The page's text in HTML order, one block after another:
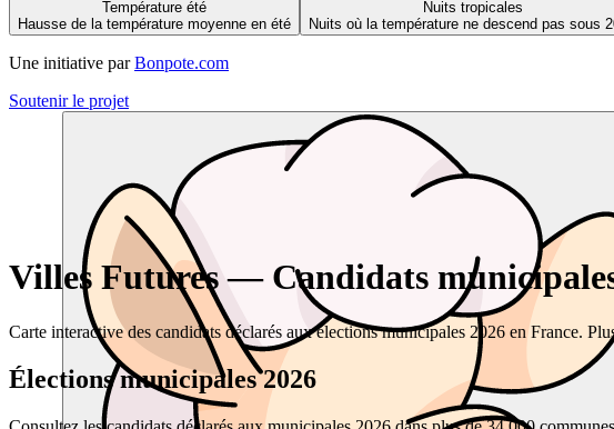
Température été
Hausse de la température moyenne en été
Nuits tropicales
Nuits où la température ne descend pas sous
Une initiative par Bonpote.com
Soutenir le projet
Villes Futures — Candidats
Carte interactive des candidats déclarés aux élections municipales 2026 en France.
Élections municipales 2026